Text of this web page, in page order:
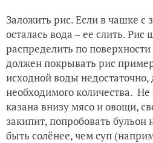
Заложить рис. Если в чашке
осталась вода – ее слить.
распределить по
должен покрывать рис
исходной воды недостаточно,
необходимого количества.
казана внизу мясо и овощи,
закипит, попробовать бульон
быть солёнее, чем суп